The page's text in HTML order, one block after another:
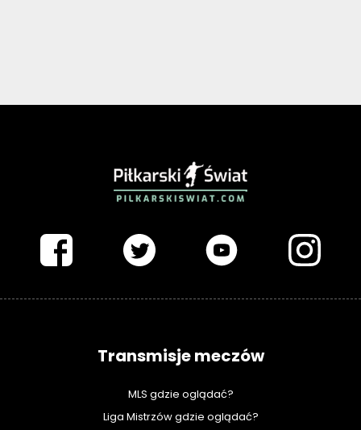
Transmisje meczów
MLS gdzie oglądać?
Liga Mistrzów gdzie oglądać?